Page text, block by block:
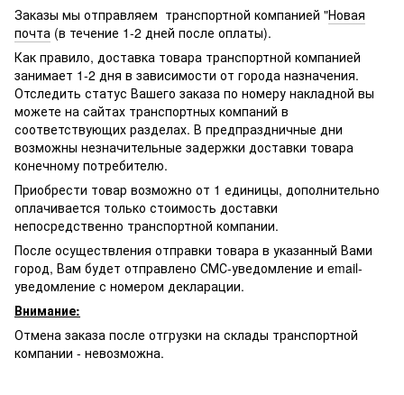
Заказы мы отправляем транспортной компанией "Новая
почта (в течение 1-2 дней после оплаты).
Как правило, доставка товара транспортной компанией
занимает 1-2 дня в зависимости от города назначения.
Отследить статус Вашего заказа по номеру накладной вы
можете на сайтах транспортных компаний в
соответствующих разделах. В предпраздничные дни
возможны незначительные задержки доставки товара
конечному потребителю.
Приобрести товар возможно от 1 единицы, дополнительно
оплачивается только стоимость доставки
непосредственно транспортной компании.
После осуществления отправки товара в указанный Вами
город, Вам будет отправлено СМС-уведомление и email-
уведомление с номером декларации.
Внимание:
Отмена заказа после отгрузки на склады транспортной
компании - невозможна.